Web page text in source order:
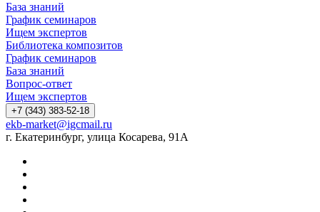
База знаний
График семинаров
Ищем экспертов
Библиотека композитов
График семинаров
База знаний
Вопрос-ответ
Ищем экспертов
+7 (343) 383-52-18
ekb-market@igcmail.ru
г. Екатеринбург, улица Косарева, 91А